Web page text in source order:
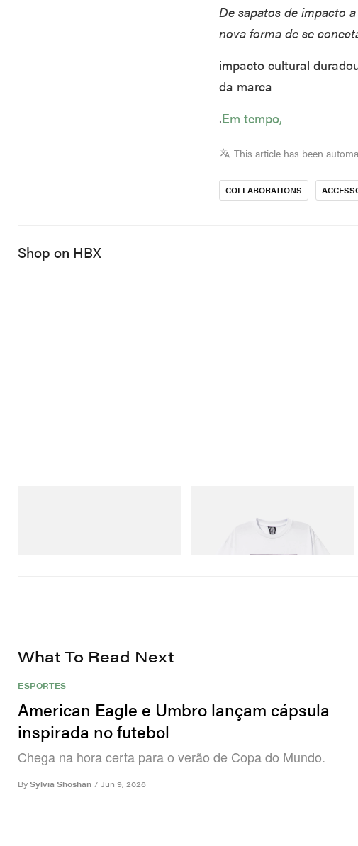
De sapatos de impacto
nova forma de se
impacto cultural
da marca
.Em tempo,
This article has been
COLLABORATIONS
Shop on HBX
Billionaire Boys Club X Initial D Cotton T-
What To Read Next
ESPORTES
American Eagle e Umbro lançam cápsula
inspirada no futebol
Chega na hora certa para o verão de Copa do Mundo.
By Sylvia Shoshan / Jun 9, 2026